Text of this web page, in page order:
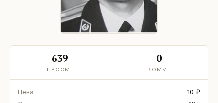
639
ПРОСМ.
0
КОММ.
Цена
10 ₽